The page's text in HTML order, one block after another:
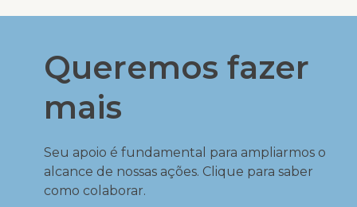
Queremos fazer
mais
Seu apoio é fundamental para ampliarmos o
alcance de nossas ações. Clique para saber
como colaborar.